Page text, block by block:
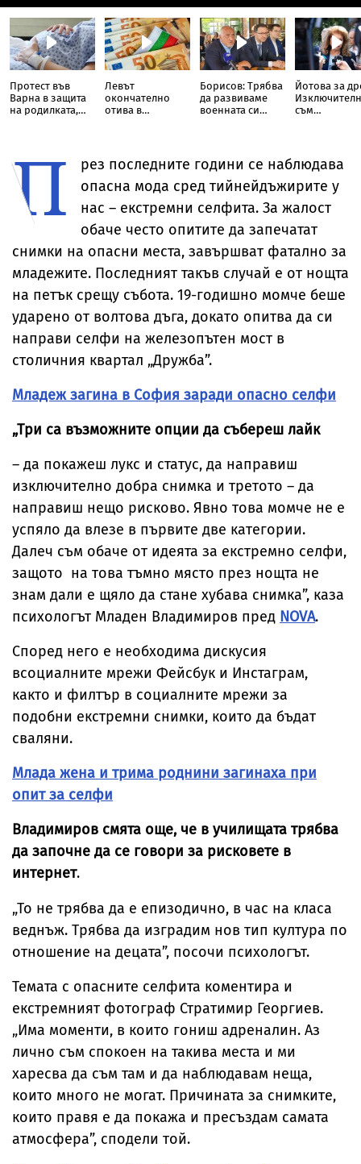
Протест във
Варна в защита
на родилката,
Левът
окончателно
отива в
Борисов: Трябва
да развиваме
военната си
Йотова за
съм
П
рез последните години се наблюдава
опасна мода сред тийнейдъжирите у
нас – екстремни селфита. За жалост
обаче често опитите да запечатат
снимки на опасни места, завършват фатално за
младежите. Последният такъв случай е от нощта
на петък срещу събота. 19-годишно момче беше
ударено от волтова дъга, докато опитва да си
направи селфи на железопътен мост в
столичния квартал „Дружба”.
Младеж загина в София заради опасно селфи
„Три са възможните опции да събереш лайк
– да покажеш лукс и статус, да направиш
изключително добра снимка и третото – да
направиш нещо рисково. Явно това момче не е
успяло да влезе в първите две категории.
Далеч съм обаче от идеята за екстремно селфи,
защото на това тъмно място през нощта не
знам дали е щяло да стане хубава снимка”, каза
психологът Младен Владимиров пред NOVA.
Според него е необходима дискусия
всоциалните мрежи Фейсбук и Инстаграм,
както и филтър в социалните мрежи за
подобни екстремни снимки, които да бъдат
сваляни.
Млада жена и трима роднини загинаха при
опит за селфи
Владимиров смята още, че в училищата трябва
да започне да се говори за рисковете в
интернет.
„То не трябва да е епизодично, в час на класа
веднъж. Трябва да изградим нов тип култура по
отношение на децата”, посочи психологът.
Темата с опасните селфита коментира и
екстремният фотограф Стратимир Георгиев.
„Има моменти, в които гониш адреналин. Аз
лично съм спокоен на такива места и ми
харесва да съм там и да наблюдавам неща,
които много не могат. Причината за снимките,
които правя е да покажа и пресъздам самата
атмосфера”, сподели той.